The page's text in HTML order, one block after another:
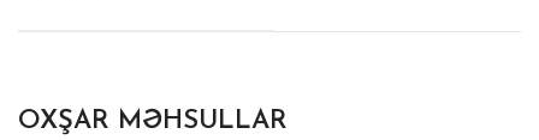
OXŞAR MƏHSULLAR